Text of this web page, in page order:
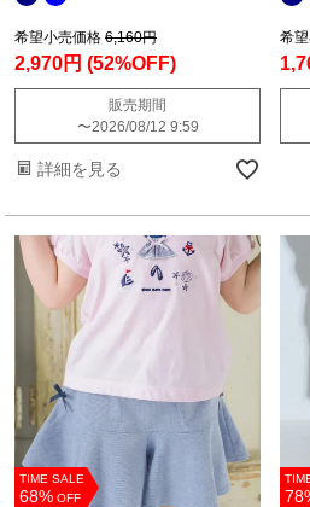
希望小売価格 6,160円
2,970円 (52%OFF)
販売期間
〜2026/08/12 9:59
詳細を見る
希
TIME SALE
68% OFF